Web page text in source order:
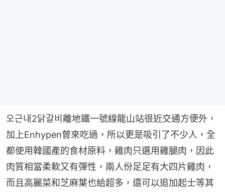
오근내2닭갈비離地鐵一號線龍山站很近交通方便外，
加上Enhypen曾來吃過，所以更是吸引了不少人，全
都使用韓國產的食材原料，雞肉只選用雞腿肉，因此
肉質相當柔軟又有彈性，兩人份足足有大四片雞肉，
而且高麗菜和芝麻葉也給超多，還可以追加起士等其